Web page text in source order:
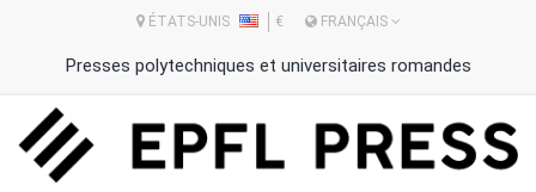
ÉTATS-UNIS € FRANÇAIS
Presses polytechniques et universitaires romandes